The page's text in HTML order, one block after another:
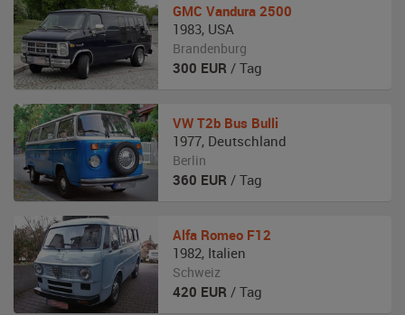
GMC Vandura 2500
1983, USA
Brandenburg
300 EUR / Tag
VW T2b Bus Bulli
1977, Deutschland
Berlin
360 EUR / Tag
Alfa Romeo F12
1982, Italien
Schweiz
420 EUR / Tag